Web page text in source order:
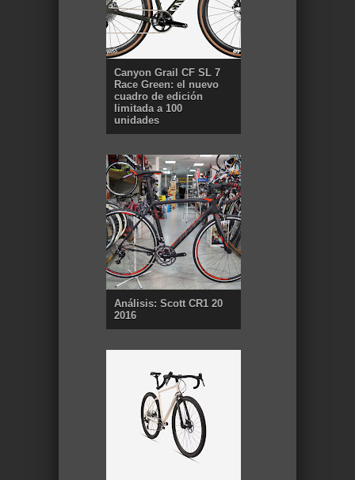
Canyon Grail CF SL 7
Race Green: el nuevo
cuadro de edición
limitada a 100
unidades
Análisis: Scott CR1 20
2016